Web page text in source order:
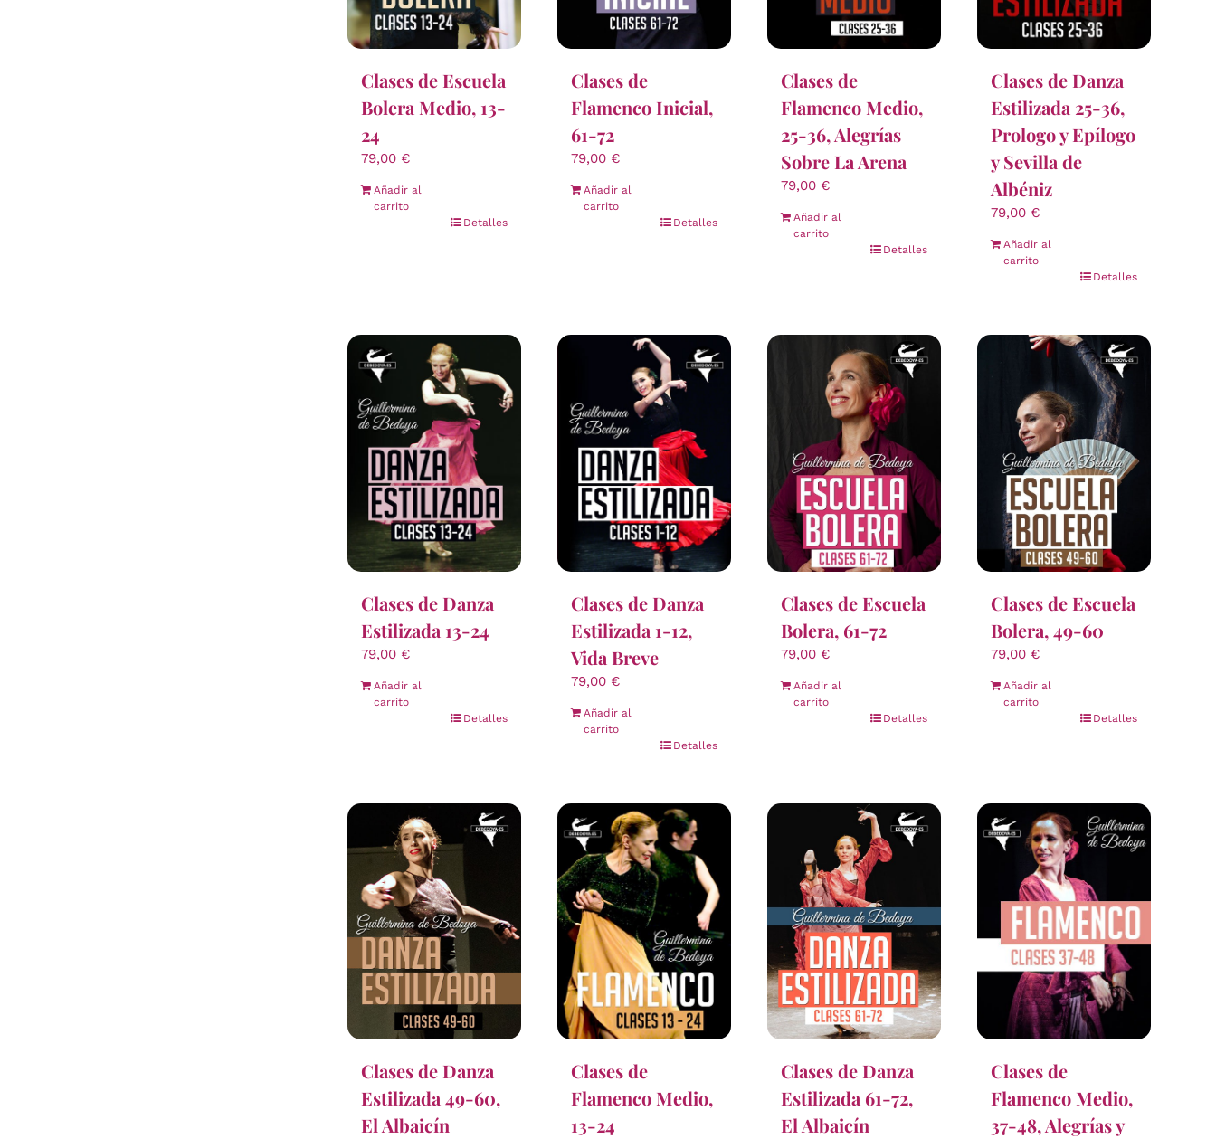
Clases de Escuela
Bolera Medio, 13-
24
79,00 €
Añadir al
carrito
Detalles
Clases de
Flamenco Inicial,
61-72
79,00 €
Añadir al
carrito
Detalles
Clases de
Flamenco Medio,
25-36, Alegrías
Sobre La Arena
79,00 €
Añadir al
carrito
Detalles
Clases de Danza
Estilizada 25-36,
Prologo y Epílogo
y Sevilla de
Albéniz
79,00 €
Añadir al
carrito
Detalles
Clases de Danza
Estilizada 13-24
79,00 €
Añadir al
carrito
Detalles
Clases de Danza
Estilizada 1-12,
Vida Breve
79,00 €
Añadir al
carrito
Detalles
Clases de Escuela
Bolera, 61-72
79,00 €
Añadir al
carrito
Detalles
Clases de Escuela
Bolera, 49-60
79,00 €
Añadir al
carrito
Detalles
Clases de Danza
Estilizada 49-60,
El Albaicín
Clases de
Flamenco Medio,
13-24
Clases de Danza
Estilizada 61-72,
El Albaicín
Clases de
Flamenco Medio,
37-48, Alegrías y